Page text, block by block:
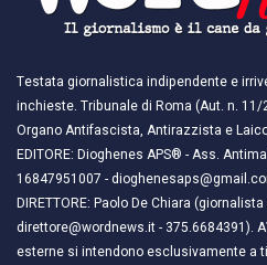
Testata giornalistica indipendente e
inchieste. Tribunale di Roma (Aut. n.
Organo Antifascista, Antirazzista e
EDITORE: Dioghenes APS® - Ass.
16847951007 -
DIRETTORE: Paolo De Chiara
direttore@wordnews.it - ​​375.6684391).
esterne si intendono esclusivamente a